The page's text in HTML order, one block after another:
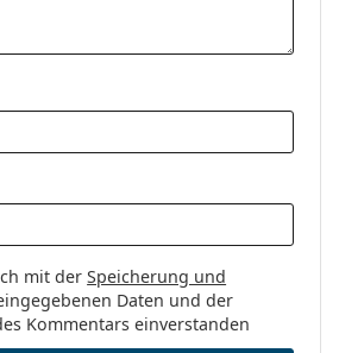
MU1 17 55
mit derSpeicherung und
Daten und der
Kommentars einverstanden